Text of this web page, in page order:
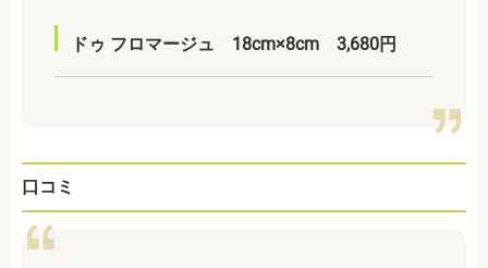
ドゥ フロマージュ 18cm×8cm 3,680円
口コミ